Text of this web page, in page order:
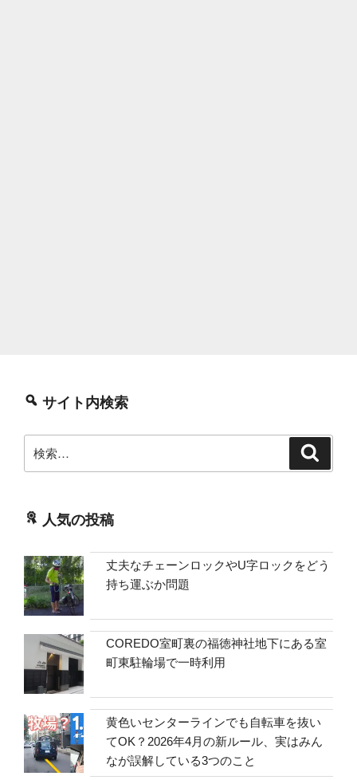
サイト内検索
索:
人気の投稿
丈夫なチェーンロックやU字ロックをどう
持ち運ぶか問題
COREDO室町裏の福徳神社地下にある室
町東駐輪場で一時利用
黄色いセンターラインでも自転車を抜い
てOK？2026年4月の新ルール、実はみん
なが誤解している3つのこと